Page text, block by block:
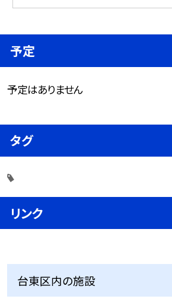
予定
予定はありません
タグ
リンク
台東区内の施設